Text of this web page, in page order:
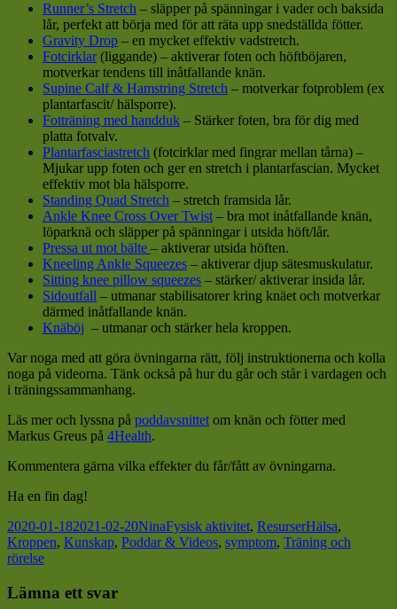
Runner’s Stretch – släpper på spänningar i vader och baksida
lår, perfekt att börja med för att räta upp snedställda fötter.
Gravity Drop – en mycket effektiv vadstretch.
Fotcirklar(liggande) – aktiverar foten och höftböjaren,
motverkar tendens till inåtfallande knän.
Supine Calf & Hamstring Stretch – motverkar fotproblem (ex
plantarfascit/ hälsporre).
Fotträning med handduk – Stärker foten, bra för dig med
platta fotvalv.
Plantarfasciastretch (fotcirklar med fingrar mellan tårna) –
Mjukar upp foten och ger en stretch i plantarfascian. Mycket
effektiv mot bla hälsporre.
Standing Quad Stretch – stretch framsida lår.
Ankle Knee Cross Over Twist – bra mot inåtfallande knän,
löparknä och släpper på spänningar i utsida höft/lår.
Pressa ut mot bälte – aktiverar utsida höften.
Kneeling Ankle Squeezes – aktiverar djup sätesmuskulatur.
Sitting knee pillow squeezes – stärker/ aktiverar insida lår.
Sidoutfall – utmanar stabilisatorer kring knäet och motverkar
därmed inåtfallande knän.
Knäböj – utmanar och stärker hela kroppen.
Var noga med att göra övningarna rätt, följ instruktionerna och kolla
noga på videorna. Tänk också på hur du går och står i vardagen och
i träningssammanhang.
Läs mer och lyssna på poddavsnittet om knän och fötter med
Markus Greus på 4Health.
Kommentera gärna vilka effekter du får/fått av övningarna.
Ha en fin dag!
Postat
2020-01-182021-02-20Författare
NinaKategorier
Fysisk aktivitet, ResurserTaggar
Hälsa,
Kroppen, Kunskap, Poddar & Videos, symptom, Träning och
rörelse
Lämna ett svar